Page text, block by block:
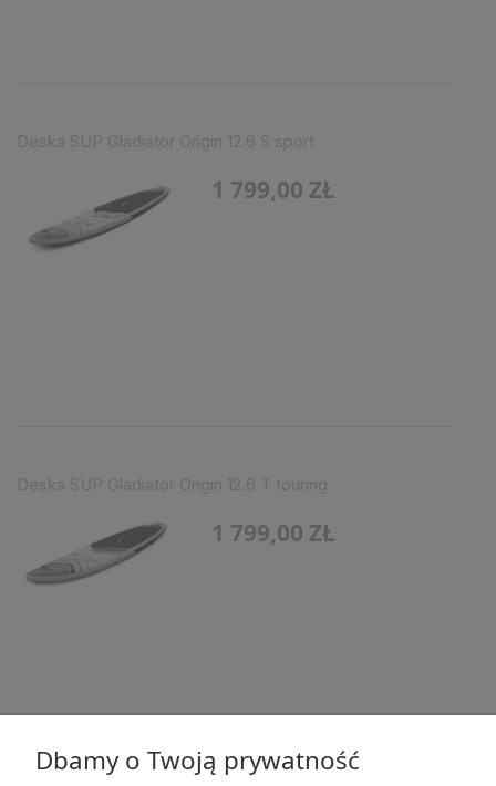
1 799,00 ZŁ
1 799,00 ZŁ
Dbamy o Twoją prywatność